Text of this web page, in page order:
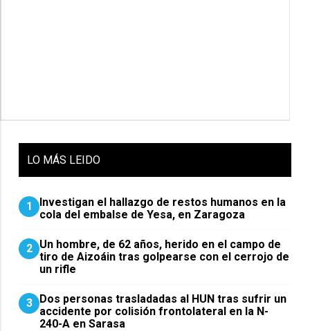
LO MÁS LEIDO
1
Investigan el hallazgo de restos humanos en la
cola del embalse de Yesa, en Zaragoza
2 Un hombre, de 62 años, herido en el campo de
tiro de Aizoáin tras golpearse con el cerrojo de
un rifle
3 ​Dos personas trasladadas al HUN tras sufrir un
accidente por colisión frontolateral en la N-
240-A en Sarasa